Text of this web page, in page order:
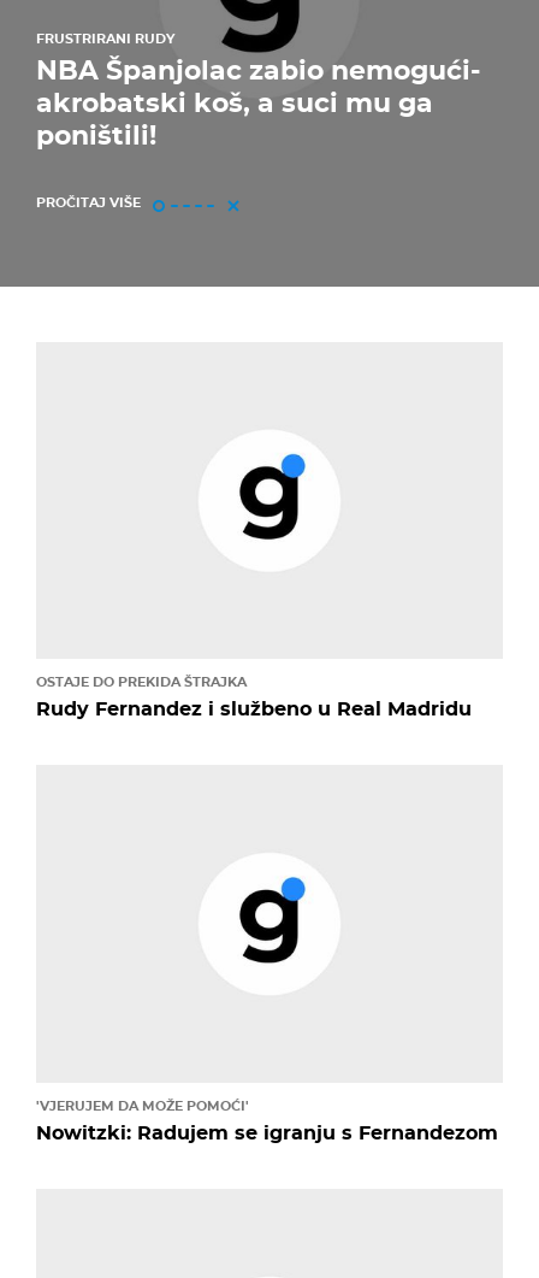
FRUSTRIRANI RUDY
NBA Španjolac zabio nemogući-
akrobatski koš, a suci mu ga
poništili!
PROČITAJ VIŠE
OSTAJE DO PREKIDA ŠTRAJKA
Rudy Fernandez i službeno u Real Madridu
'VJERUJEM DA MOŽE POMOĆI'
Nowitzki: Radujem se igranju s Fernandezom